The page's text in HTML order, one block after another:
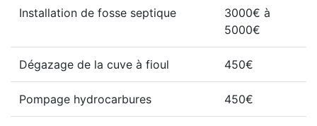
Installation de fosse septique
3000€ à
5000€
Dégazage de la cuve à fioul 450€
Pompage hydrocarbures 450€